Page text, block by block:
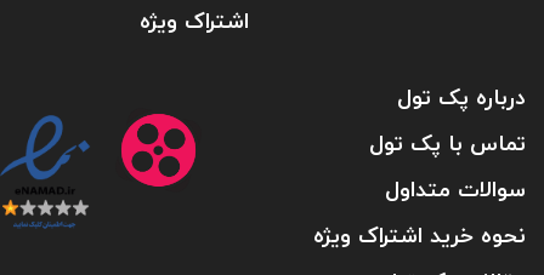
اشتراک ویژه
درباره پک تول
تماس با پک تول
سوالات متداول
نحوه خرید اشتراک ویژه